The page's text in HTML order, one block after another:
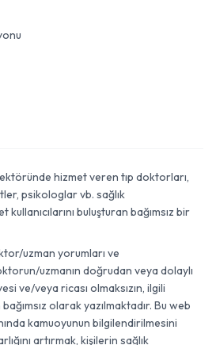
hizmet veren tıp doktorları,
psikologlar vb. sağlık
buluşturan bağımsız bir
uzman yorumları ve
uzmanın doğrudan veya dolaylı
ve/veya ricası olmaksızın, ilgili
olarak yazılmaktadır. Bu web
kamuoyunun bilgilendirilmesini
artırmak, kişilerin sağlık